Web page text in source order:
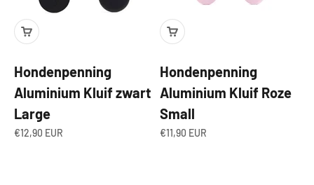
Hondenpenning
Aluminium Kluif zwart
Large
Aanbiedingsprijs
€12,90 EUR
Hondenpenning
Aluminium Kluif Roze
Small
Aanbiedingsprijs
€11,90 EUR